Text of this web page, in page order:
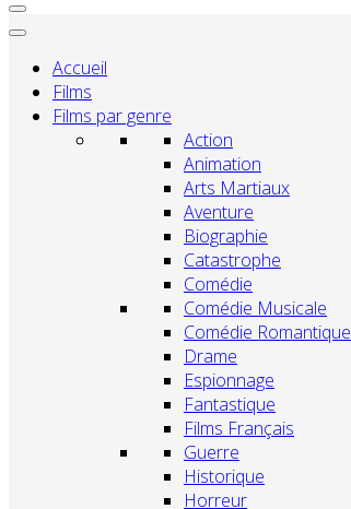
Accueil
Films
Films par genre
Action
Animation
Arts Martiaux
Aventure
Biographie
Catastrophe
Comédie
Comédie Musicale
Comédie Romantique
Drame
Espionnage
Fantastique
Films Français
Guerre
Historique
Horreur